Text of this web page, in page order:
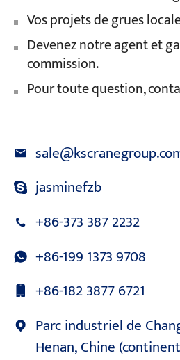
Vos projets de grues
Devenez notre agent et
commission.
Pour toute question,
jasminefzb
+86-373 387 2232
+86-199 1373 9708
+86-182 3877 6721
Parc industriel de
Henan, Chine